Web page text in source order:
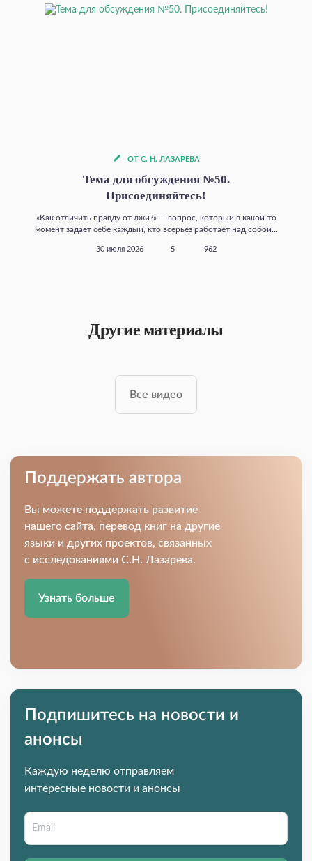
ОТ С. Н. ЛАЗАРЕВА
Тема для обсуждения №50.
Присоединяйтесь!
«Как отличить правду от лжи?» — вопрос, который в какой‑то
момент задает себе каждый, кто всерьез работает над собой...
30 июля 2026 5 962
Другие материалы
Все видео
Поддержать автора
Вы можете поддержать развитие
нашего сайта, перевод книг на другие
языки и других проектов, связанных
с исследованиями С.Н. Лазарева.
Узнать больше
Подпишитесь на новости и
анонсы
Каждую неделю отправляем
интересные новости и анонсы